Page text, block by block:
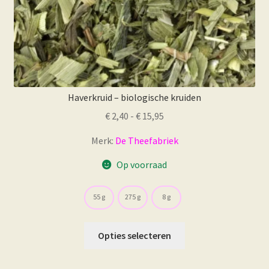
Haverkruid – biologische kruiden
€ 2,40 - € 15,95
tot
€ 15,95
Merk: De Theefabriek
Op voorraad
55 g 275 g 8 g
Opties selecteren